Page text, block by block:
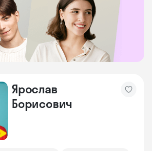
Ярослав
Борисович